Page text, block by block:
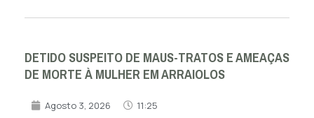
DETIDO SUSPEITO DE MAUS-TRATOS E AMEAÇAS
DE MORTE À MULHER EM ARRAIOLOS
Agosto 3, 2026 11:25